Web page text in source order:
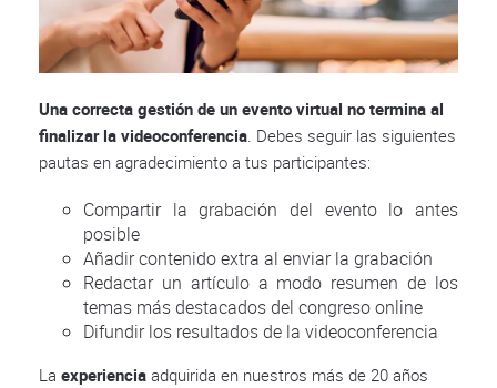
Una correcta gestión de un evento virtual no termina al
finalizar la videoconferencia . Debes seguir las siguientes
pautas en agradecimiento a tus participantes:
Compartir la grabación del evento lo antes
posible
Añadir contenido extra al enviar la grabación
Redactar un artículo a modo resumen de los
temas más destacados del congreso online
Difundir los resultados de la videoconferencia
La experiencia adquirida en nuestros más de 20 años